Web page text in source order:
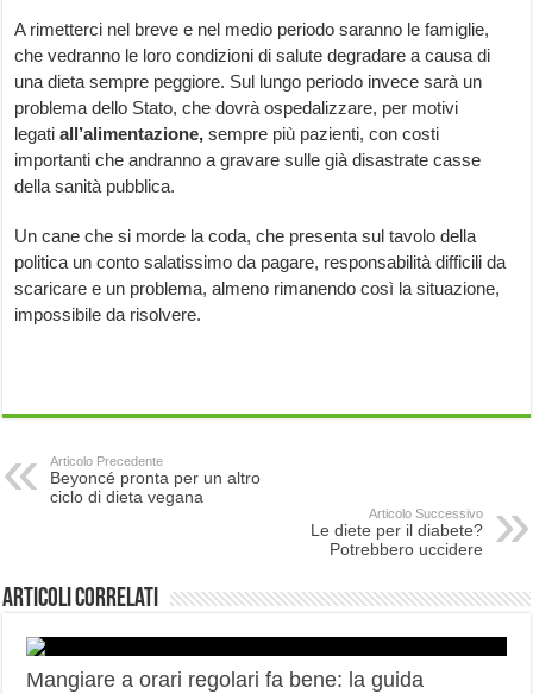
A rimetterci nel breve e nel medio periodo saranno le famiglie,
che vedranno le loro condizioni di salute degradare a causa di
una dieta sempre peggiore. Sul lungo periodo invece sarà un
problema dello Stato, che dovrà ospedalizzare, per motivi
legatiall’alimentazione,sempre più pazienti, con costi
importanti che andranno a gravare sulle già disastrate casse
della sanità pubblica.
Un cane che si morde la coda, che presenta sul tavolo della
politica un conto salatissimo da pagare, responsabilità difficili da
scaricare e un problema, almeno rimanendo così la situazione,
impossibile da risolvere.
Articolo Precedente
Beyoncé pronta per un altro
ciclo di dieta vegana
Articolo Successivo
Le diete per il diabete?
Potrebbero uccidere
Articoli correlati
Mangiare a orari regolari fa bene: la guida